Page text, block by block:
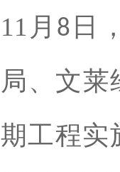
11 月 8 日
局、文
期工程实